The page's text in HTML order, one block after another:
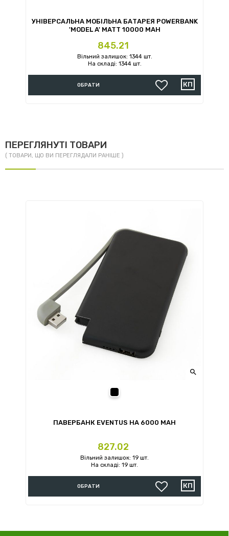
УНІВЕРСАЛЬНА МОБІЛЬНА БАТАРЕЯ POWERBANK
'MODEL A' MATT 10000 MAH
Ціна
845.21
Вільний залишок: 1344 шт.
На складі: 1344 шт.
ОБРАТИ
ПЕРЕГЛЯНУТІ ТОВАРИ
( ТОВАРИ, ЩО ВИ ПЕРЕГЛЯДАЛИ РАНІШЕ )

ПАВЕРБАНК EVENTUS НА 6000 MAH
Ціна
827.02
Вільний залишок: 19 шт.
На складі: 19 шт.
ОБРАТИ